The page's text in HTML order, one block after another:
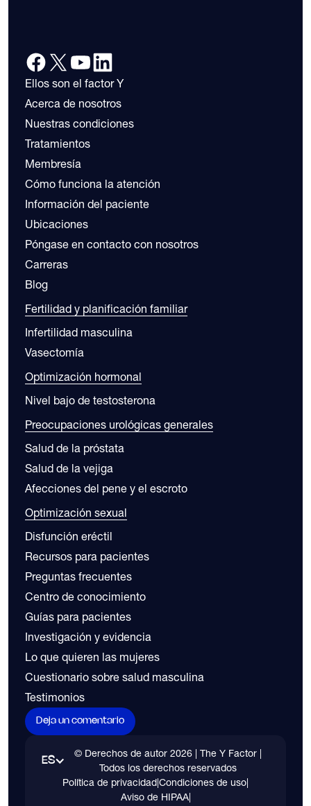
Ellos son el factor Y
Acerca de nosotros
Nuestras condiciones
Tratamientos
Membresía
Cómo funciona la atención
Información del paciente
Ubicaciones
Póngase en contacto con nosotros
Carreras
Blog
Fertilidad y planificación familiar
Infertilidad masculina
Vasectomía
Optimización hormonal
Nivel bajo de testosterona
Preocupaciones urológicas generales
Salud de la próstata
Salud de la vejiga
Afecciones del pene y el escroto
Optimización sexual
Disfunción eréctil
Recursos para pacientes
Preguntas frecuentes
Centro de conocimiento
Guías para pacientes
Investigación y evidencia
Lo que quieren las mujeres
Cuestionario sobre salud masculina
Testimonios
Deja un comentario
ES
© Derechos de autor2026 | The Y Factor |
Todos los derechos reservados
Política de privacidad|Condiciones de uso|
Aviso de HIPAA|